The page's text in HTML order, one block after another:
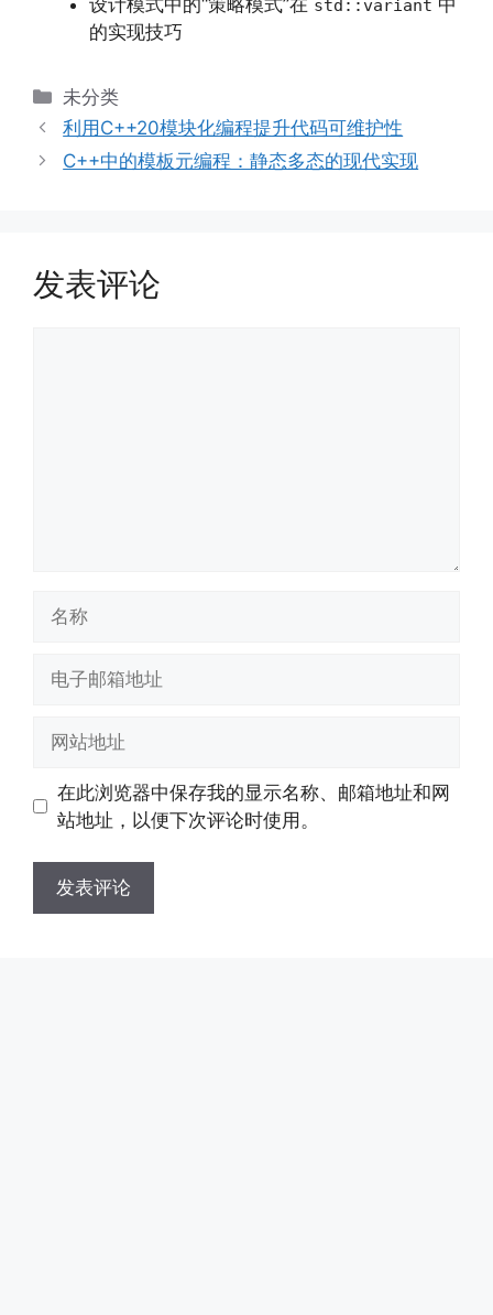
std::variant
的实现技巧
分
类
未分类
利用C++20模块化编程提升代码可维护性
C++中的模板元编程：静态多态的现代实现
发表评论
址
址
在此浏览器中保存我的显示名称、邮箱地址和网
站地址，以便下次评论时使用。